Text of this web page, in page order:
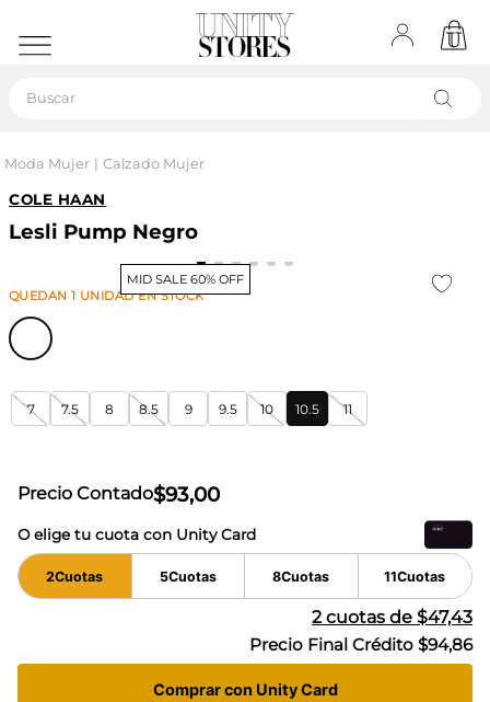
Moda Mujer Calzado Mujer
COLE HAAN
Lesli Pump Negro
MID SALE 60% OFF
QUEDAN1 UNIDADEN STOCK
7 7.5 8 8.5 9 9.5 10 10.5 11
Precio Contado$93,00
O elige tu cuota con Unity Card
2Cuotas 5Cuotas 8Cuotas 11Cuotas
2cuotas de $47,43
Precio Final Crédito $94,86
Comprar con Unity Card